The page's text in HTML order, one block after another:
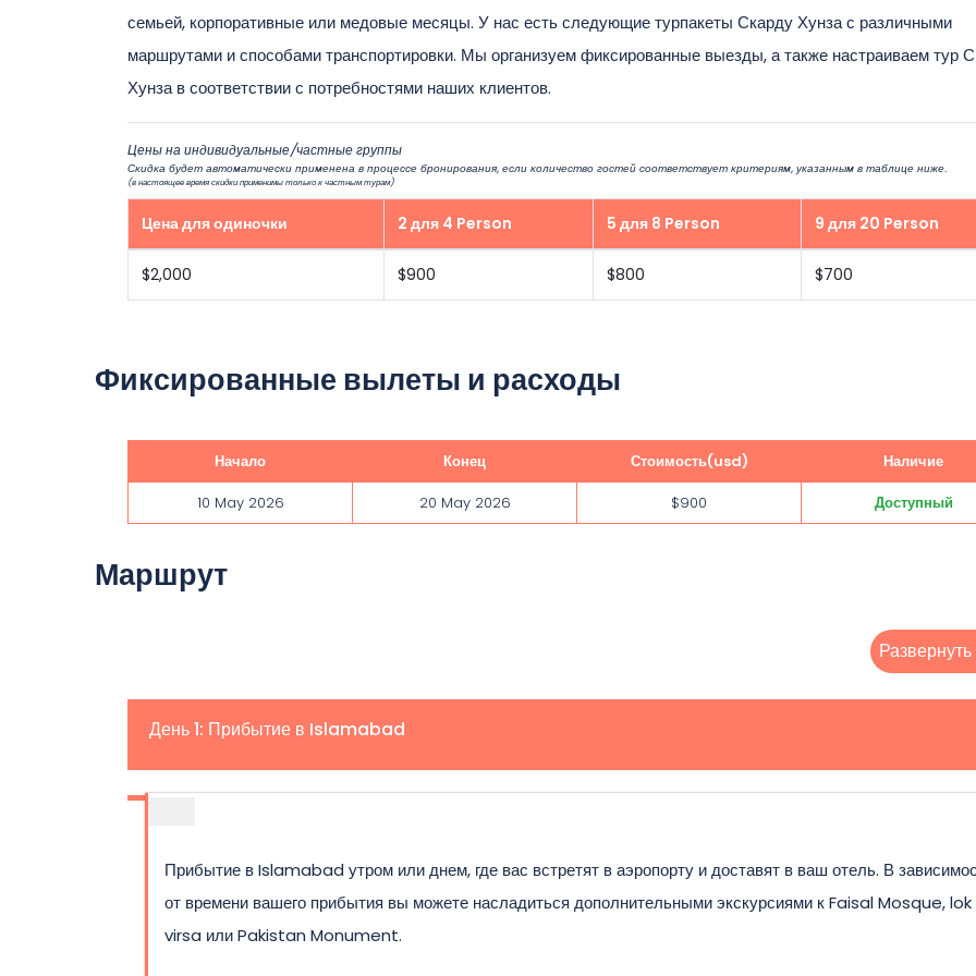
семьей, корпоративные или медовые месяцы. У нас есть следующие турпакеты Скарду Хунза с различными
маршрутами и способами транспортировки. Мы организуем фиксированные выезды, а также настраиваем тур
Хунза в соответствии с потребностями наших клиентов.
Цены на индивидуальные/частные группы
Скидка будет автоматически применена в процессе бронирования, если количество гостей соответствует критериям, указанным в таблице ниже.
(в настоящее время скидки применимы только к частным турам)
Цена для одиночки 2 для 4 Person 5 для 8 Person 9 для 20 Person
$2,000 $900 $800 $700
Фиксированные вылеты и расходы
Начало Конец Стоимость(usd)
Наличие
10 May 2026
20 May 2026 $900 Доступный
Маршрут
День 1: Прибытие в Islamabad
Прибытие в Islamabad утром или днем, где вас встретят в аэропорту и доставят в ваш отель. В
от времени вашего прибытия вы можете насладиться дополнительными экскурсиями к Faisal Mosque, lok
virsa или Pakistan Monument.